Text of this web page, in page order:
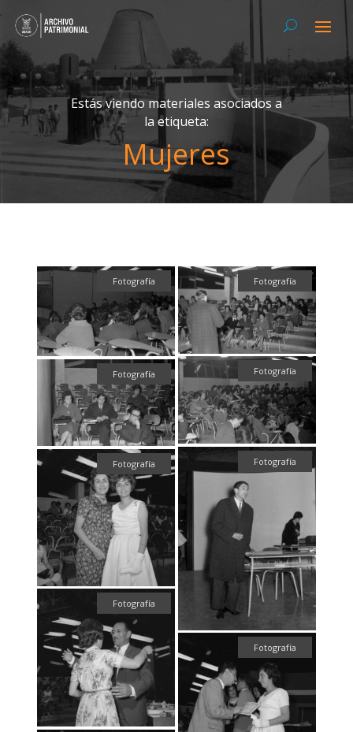
Estás viendo materiales asociados a
la etiqueta:
Mujeres
Fotografía Fotografía
Fotografía
Fotografía
Fotografía
Fotografía
Fotografía
Fotografía